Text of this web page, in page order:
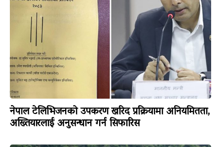
नेपाल टेलिभिजनको उपकरण खरिद प्रक्रियामा अनियमितता,
अख्तियारलाई अनुसन्धान गर्न सिफारिस